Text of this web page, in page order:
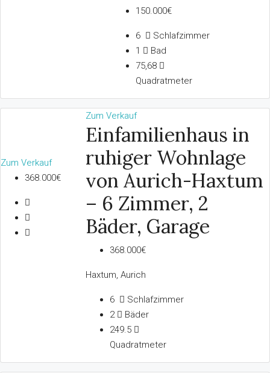
150.000€
6
Schlafzimmer
1
Bad
75,68
Quadratmeter
Zum Verkauf
368.000€
Zum Verkauf
Einfamilienhaus in
ruhiger Wohnlage
von Aurich-Haxtum
– 6 Zimmer, 2
Bäder, Garage
368.000€
Haxtum, Aurich
6
Schlafzimmer
2
Bäder
249.5
Quadratmeter